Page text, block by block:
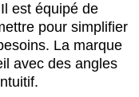
est équipé de
pour simplifier
La marque
avec des angles